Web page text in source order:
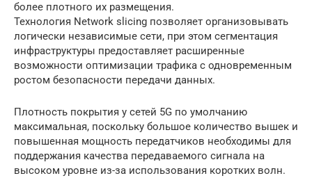
более плотного их размещения.
Технология Network slicing позволяет организовывать
логически независимые сети, при этом сегментация
инфраструктуры предоставляет расширенные
возможности оптимизации трафика с одновременным
ростом безопасности передачи данных.
Плотность покрытия у сетей 5G по умолчанию
максимальная, поскольку большое количество вышек и
повышенная мощность передатчиков необходимы для
поддержания качества передаваемого сигнала на
высоком уровне из-за использования коротких волн.